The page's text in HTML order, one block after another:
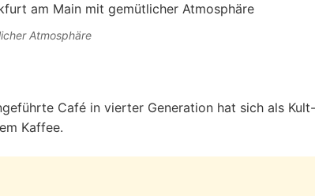
Atmosphäre
Café in vierter Generation hat sich als
Kaffee.